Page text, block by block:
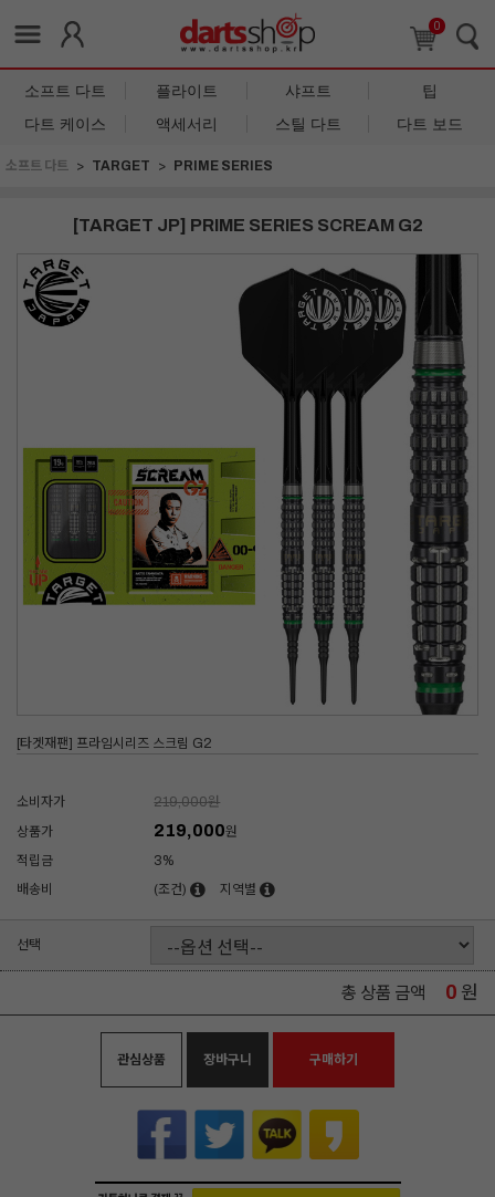
0
소프트 다트 플라이트 샤프트
팁
다트 케이스
액세서리 스틸 다트 다트 보드
소프트 다트 TARGET PRIME SERIES
[TARGET JP] PRIME SERIES SCREAM G2
[타겟재팬] 프라임시리즈 스크림 G2
소비자가 219,000원
상품가
219,000원
적립금
3%
배송비
(조건) 지역별
선택
총 상품 금액 0 원
관심상품 장바구니 구매하기